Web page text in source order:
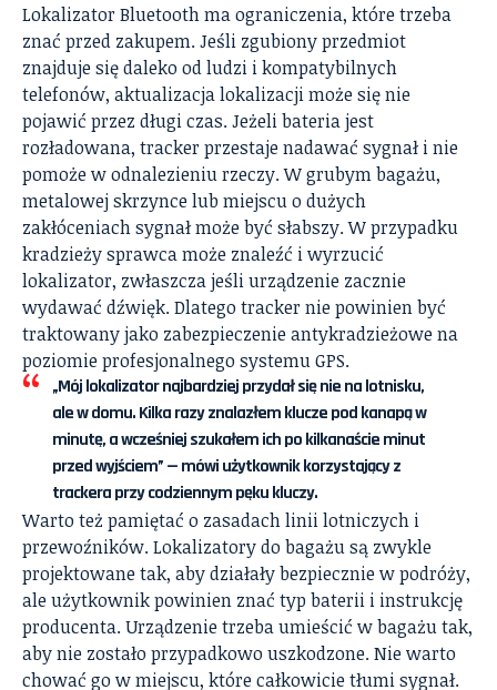
Lokalizator Bluetooth ma ograniczenia, które trzeba
znać przed zakupem. Jeśli zgubiony przedmiot
znajduje się daleko od ludzi i kompatybilnych
telefonów, aktualizacja lokalizacji może się nie
pojawić przez długi czas. Jeżeli bateria jest
rozładowana, tracker przestaje nadawać sygnał i nie
pomoże w odnalezieniu rzeczy. W grubym bagażu,
metalowej skrzynce lub miejscu o dużych
zakłóceniach sygnał może być słabszy. W przypadku
kradzieży sprawca może znaleźć i wyrzucić
lokalizator, zwłaszcza jeśli urządzenie zacznie
wydawać dźwięk. Dlatego tracker nie powinien być
traktowany jako zabezpieczenie antykradzieżowe na
poziomie profesjonalnego systemu GPS.
„Mój lokalizator najbardziej przydał się nie na lotnisku,
ale w domu. Kilka razy znalazłem klucze pod kanapą w
minutę, a wcześniej szukałem ich po kilkanaście minut
przed wyjściem” — mówi użytkownik korzystający z
trackera przy codziennym pęku kluczy.
Warto też pamiętać o zasadach linii lotniczych i
przewoźników. Lokalizatory do bagażu są zwykle
projektowane tak, aby działały bezpiecznie w podróży,
ale użytkownik powinien znać typ baterii i instrukcję
producenta. Urządzenie trzeba umieścić w bagażu tak,
aby nie zostało przypadkowo uszkodzone. Nie warto
chować go w miejscu, które całkowicie tłumi sygnał.